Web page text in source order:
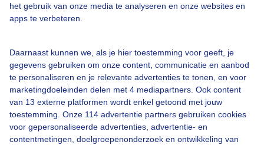
het gebruik van onze media te analyseren en onze websites en
apps te verbeteren.
Daarnaast kunnen we, als je hier toestemming voor geeft, je
gegevens gebruiken om onze content, communicatie en aanbod
te personaliseren en je relevante advertenties te tonen, en voor
marketingdoeleinden delen met 4 mediapartners. Ook content
van 13 externe platformen wordt enkel getoond met jouw
toestemming. Onze 114 advertentie partners gebruiken cookies
voor gepersonaliseerde advertenties, advertentie- en
contentmetingen, doelgroepenonderzoek en ontwikkeling van
Over Buienradar